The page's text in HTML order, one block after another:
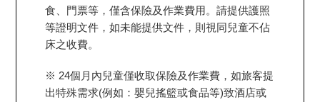
食、門票等，僅含保險及作業費用。請提供護照
等證明文件，如未能提供文件，則視同兒童不佔
床之收費。
※ 24個月內兒童僅收取保險及作業費，如旅客提
出特殊需求(例如：嬰兒搖籃或食品等)致酒店或